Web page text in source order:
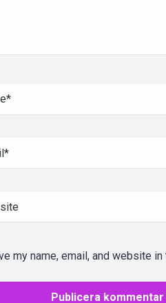
my name, email, and website